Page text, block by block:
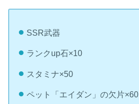
SSR武器
ランクup石×10
スタミナ×50
ペット「エイダン」の欠片×60